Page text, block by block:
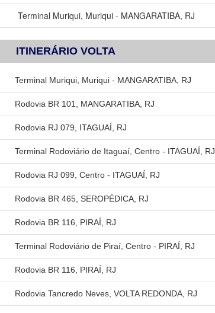
Terminal Muriqui, Muriqui - MANGARATIBA, RJ
ITINERÁRIO VOLTA
Terminal Muriqui, Muriqui - MANGARATIBA, RJ
Rodovia BR 101, MANGARATIBA, RJ
Rodovia RJ 079, ITAGUAÍ, RJ
Terminal Rodoviário de Itaguaí, Centro - ITAGUAÍ, RJ
Rodovia RJ 099, Centro - ITAGUAÍ, RJ
Rodovia BR 465, SEROPÉDICA, RJ
Rodovia BR 116, PIRAÍ, RJ
Terminal Rodoviário de Piraí, Centro - PIRAÍ, RJ
Rodovia BR 116, PIRAÍ, RJ
Rodovia Tancredo Neves, VOLTA REDONDA, RJ